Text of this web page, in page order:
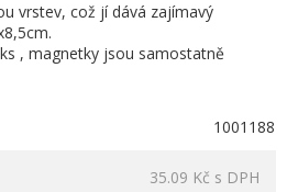
vrstev, což jí dává zajímavý
, magnetky jsou samostatně
1001188
35.09 Kč s DPH